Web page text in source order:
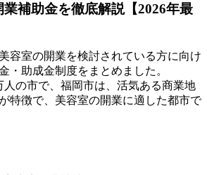
補助金を徹底解説【2026年最
容室の開業を検討されている方に向け
・助成金制度をまとめました。
人の市で、福岡市は、活気ある商業地
特徴で、美容室の開業に適した都市で